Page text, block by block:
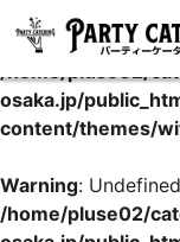
Warning:
/home/pluse02/
osaka.jp/
content/themes/
Warning:
/home/pluse02/